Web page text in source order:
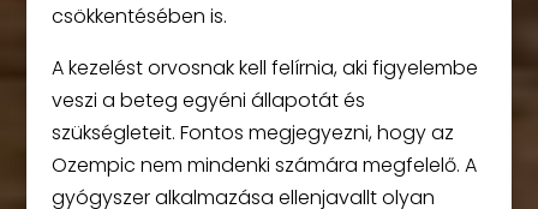
csökkentésében is.
A kezelést orvosnak kell felírnia, aki figyelembe
veszi a beteg egyéni állapotát és
szükségleteit. Fontos megjegyezni, hogy az
Ozempic nem mindenki számára megfelelő. A
gyógyszer alkalmazása ellenjavallt olyan